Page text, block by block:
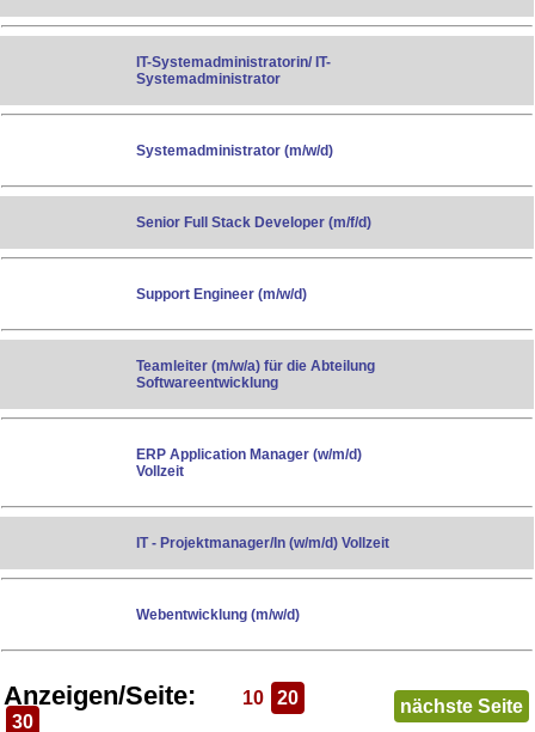
IT-Systemadministratorin/ IT-
Systemadministrator
Systemadministrator (m/w/d)
Senior Full Stack Developer (m/f/d)
Support Engineer (m/w/d)
Teamleiter (m/w/a) für die Abteilung
Softwareentwicklung
ERP Application Manager (w/m/d)
Vollzeit
IT - Projektmanager/In (w/m/d) Vollzeit
Webentwicklung (m/w/d)
Anzeigen/Seite: 10
20
30
nächste Seite